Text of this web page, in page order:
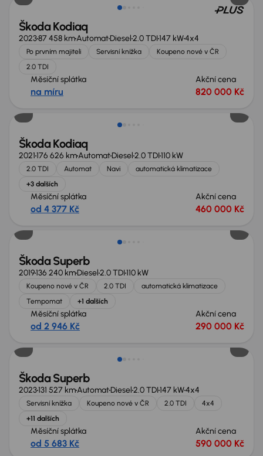
Škoda Kodiaq
202387 458 kmAutomatDiesel2.0 TDI147 kW4x4
Po prvním majiteli Servisní knížka
Koupeno nové v ČR
2.0 TDI
Měsíční splátka
na míru
Akční cena
820 000 Kč
Škoda Kodiaq
2021176 626 kmAutomatDiesel2.0 TDI110 kW
2.0 TDI Automat Navi
automatická klimatizace
+3 dalších
Měsíční splátka
od 4 377 Kč
Akční cena
460 000 Kč
Nově v nabídce
Škoda Superb
2019136 240 kmDiesel2.0 TDI110 kW
Koupeno nové v ČR 2.0 TDI
automatická klimatizace
Tempomat
+1 dalších
Měsíční splátka
od 2 946 Kč
Akční cena
290 000 Kč
Zlevněno o 10 000 Kč
Škoda Superb
2023131 527 kmAutomatDiesel2.0 TDI147 kW4x4
Servisní knížka Koupeno nové v ČR 2.0 TDI
4x4
+11 dalších
Měsíční splátka
od 5 683 Kč
Akční cena
590 000 Kč
Extra sleva 18 500 Kč